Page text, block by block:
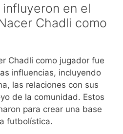
en el
Chadli como
Chadli como jugador fue
influencias, incluyendo
las relaciones con sus
de la comunidad. Estos
para crear una base
futbolística.